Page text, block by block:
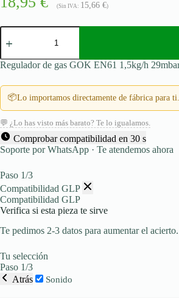
(Sin IVA: 15,66 €)
GOK
Regulador
gas
EN61
29mbar
comb.
Shell-
WS
x
G1/4LH
PRV
Regulador de gas GOK EN61 1,5kg/h
📦Lo importamos directamente de fábrica para
💬 ¿Lo has visto más barato? Te lo igualamos.
Comprobar compatibilidad en 30 s
Soporte por WhatsApp · Te atendemos ahora
Paso 1/3
Compatibilidad GLP
Compatibilidad GLP
Verifica si esta pieza te sirve
Te pedimos 2-3 datos para aumentar el acierto.
Tu selección
Paso 1/3
Atrás
Sonido